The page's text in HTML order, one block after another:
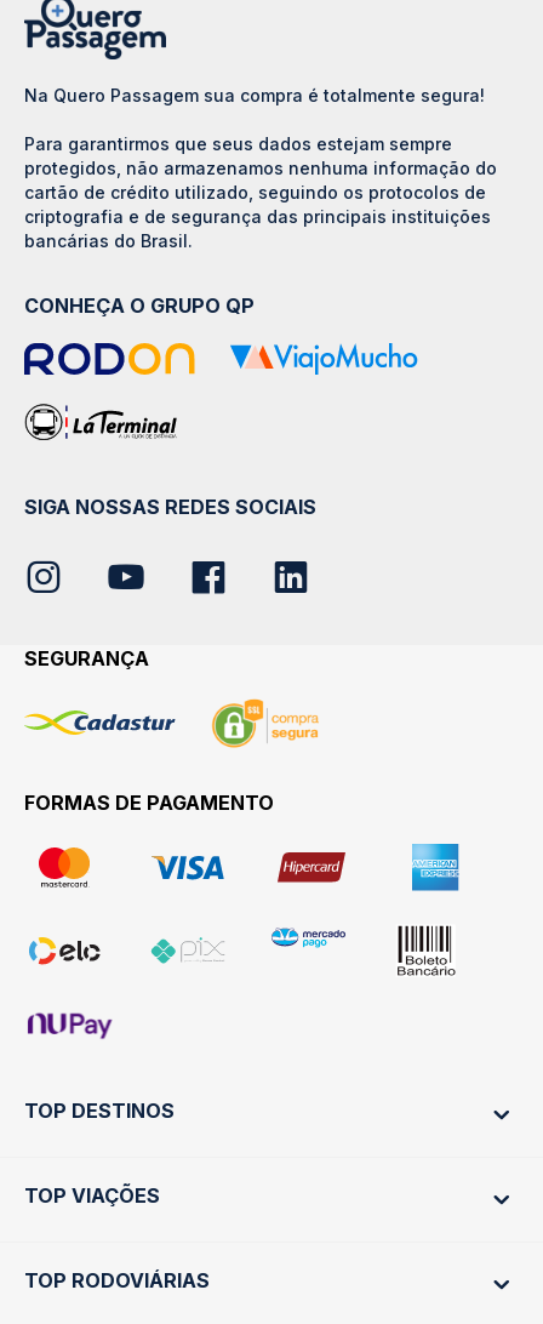
Na Quero Passagem sua compra é totalmente segura!
Para garantirmos que seus dados estejam sempre
protegidos, não armazenamos nenhuma informação do
cartão de crédito utilizado, seguindo os protocolos de
criptografia e de segurança das principais instituições
bancárias do Brasil.
CONHEÇA O GRUPO QP
SIGA NOSSAS REDES SOCIAIS
SEGURANÇA
FORMAS DE PAGAMENTO
TOP DESTINOS
Ônibus Rio de Janeiro
Ônibus São Paulo
TOP VIAÇÕES
Passagens Cometa
TOP RODOVIÁRIAS